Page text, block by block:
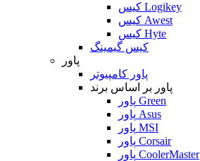
کیس Logikey
کیس Awest
کیس Hyte
کیس گیمینگ
پاور
پاور کامپیوتر
پاور بر اساس برند
پاور Green
پاور Asus
پاور MSI
پاور Corsair
پاور CoolerMaster